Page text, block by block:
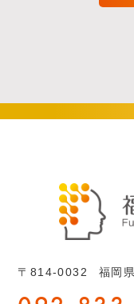
〒814-0032 福岡